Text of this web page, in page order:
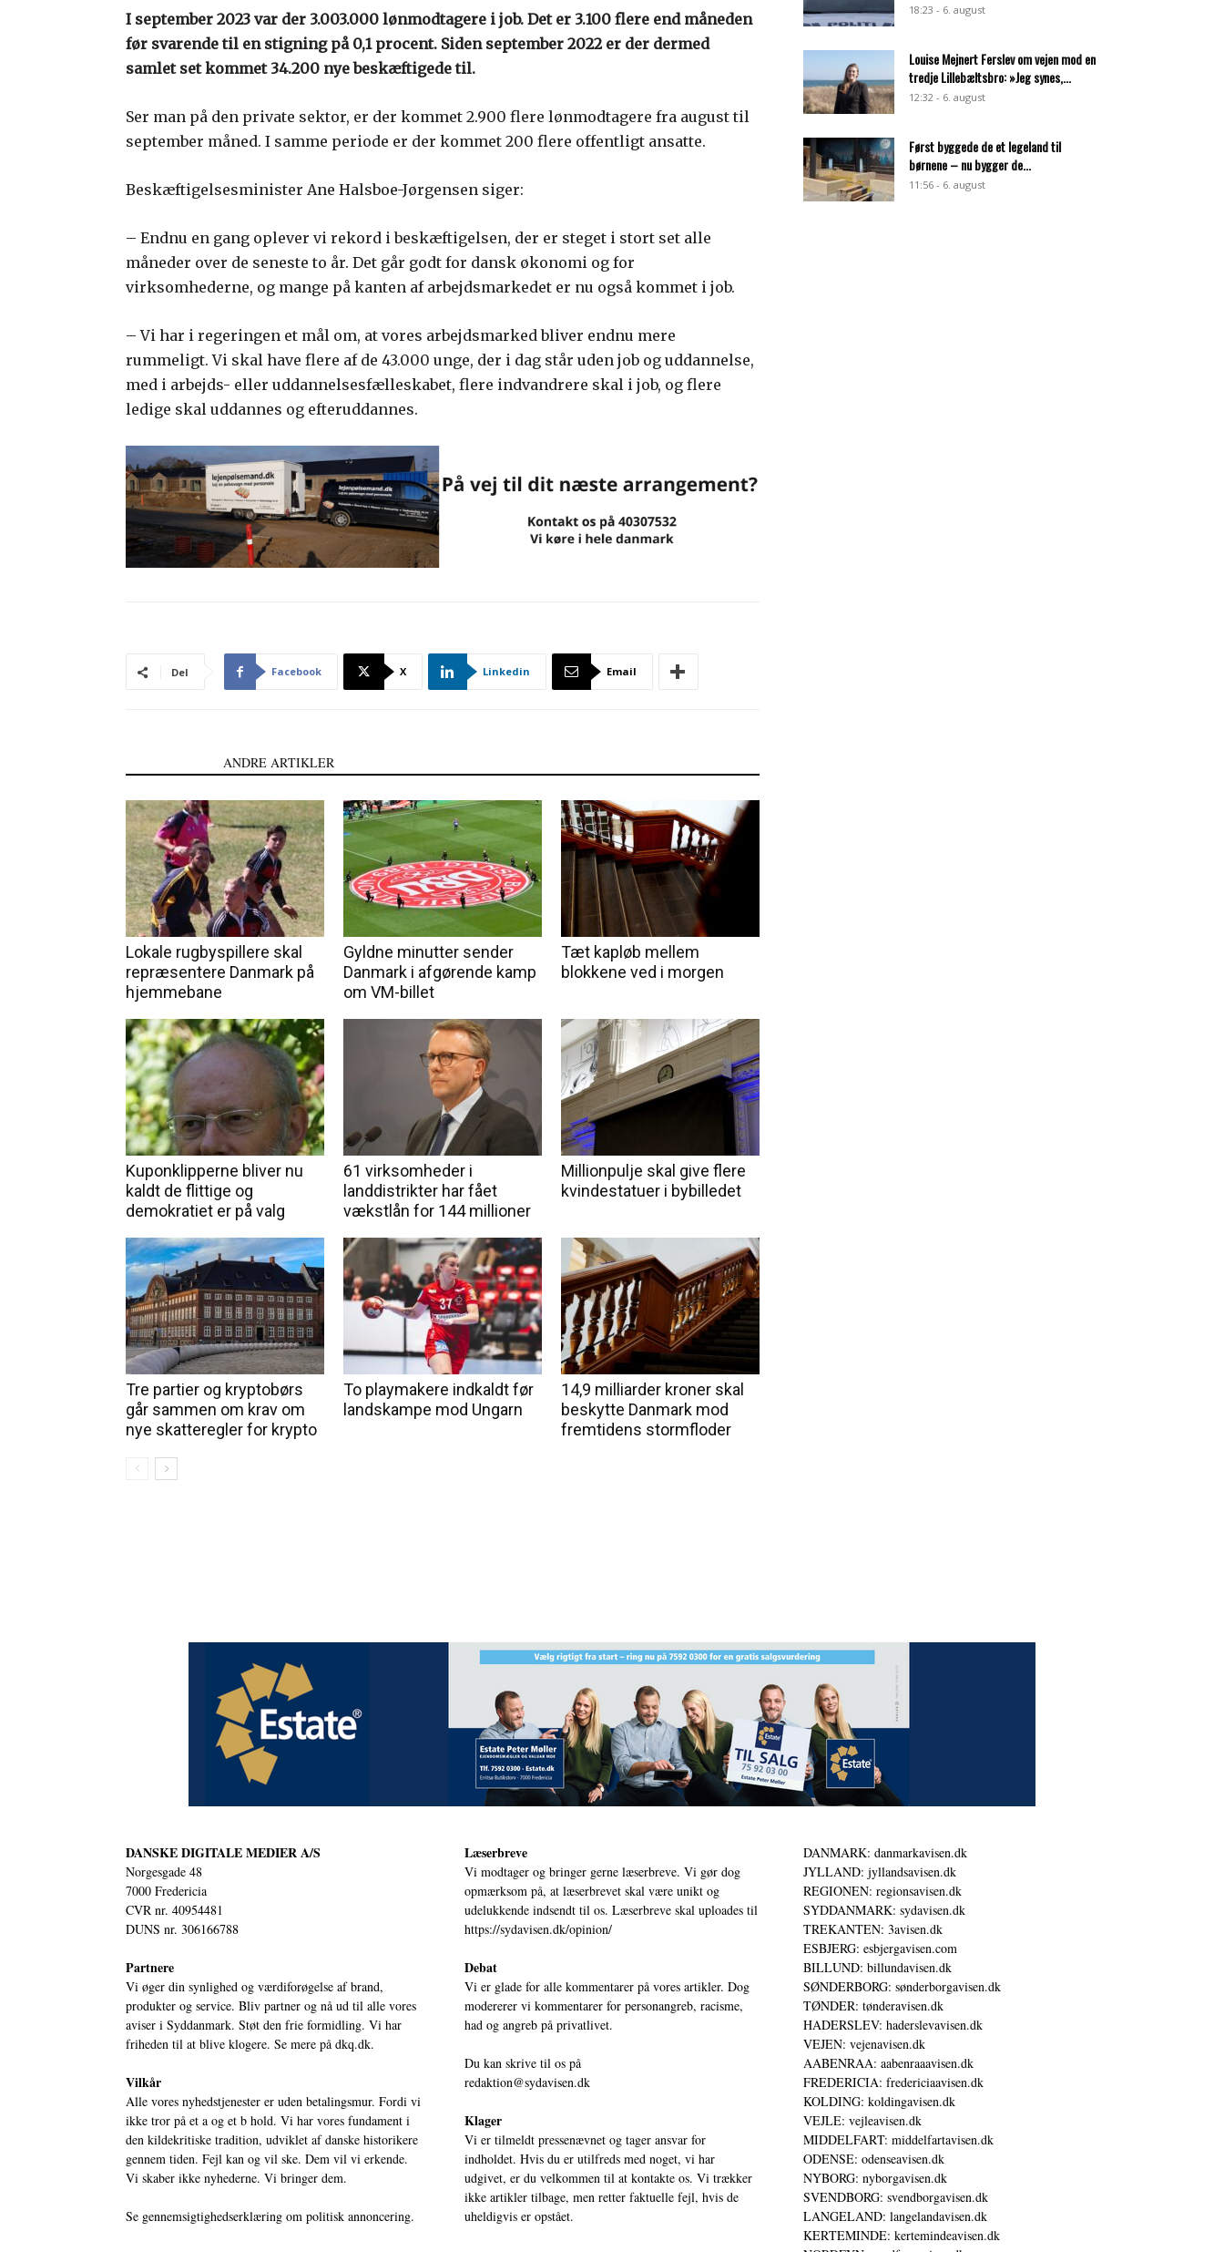
I september 2023 var der 3.003.000 lønmodtagere i job. Det er 3.100 flere end måneden
før svarende til en stigning på 0,1 procent. Siden september 2022 er der dermed
samlet set kommet 34.200 nye beskæftigede til.
Ser man på den private sektor, er der kommet 2.900 flere lønmodtagere fra august til
september måned. I samme periode er der kommet 200 flere offentligt ansatte.
Beskæftigelsesminister Ane Halsboe-Jørgensen siger:
– Endnu en gang oplever vi rekord i beskæftigelsen, der er steget i stort set alle
måneder over de seneste to år. Det går godt for dansk økonomi og for
virksomhederne, og mange på kanten af arbejdsmarkedet er nu også kommet i job.
– Vi har i regeringen et mål om, at vores arbejdsmarked bliver endnu mere
rummeligt. Vi skal have flere af de 43.000 unge, der i dag står uden job og uddannelse,
med i arbejds- eller uddannelsesfælleskabet, flere indvandrere skal i job, og flere
ledige skal uddannes og efteruddannes.
Del Facebook X Linkedin Email
ANDRE ARTIKLER
Lokale rugbyspillere skal
repræsentere Danmark på
hjemmebane
Gyldne minutter sender
Danmark i afgørende kamp
om VM-billet
Tæt kapløb mellem
blokkene ved i morgen
Kuponklipperne bliver nu
kaldt de flittige og
demokratiet er på valg
61 virksomheder i
landdistrikter har fået
vækstlån for 144 millioner
Millionpulje skal give flere
kvindestatuer i bybilledet
Tre partier og kryptobørs
går sammen om krav om
nye skatteregler for krypto
To playmakere indkaldt før
landskampe mod Ungarn
14,9 milliarder kroner skal
beskytte Danmark mod
fremtidens stormfloder
18:23 - 6. august
Louise Mejnert Ferslev om vejen mod en
tredje Lillebæltsbro: »Jeg synes,...
12:32 - 6. august
Først byggede de et legeland til
børnene – nu bygger de...
11:56 - 6. august
DANSKE DIGITALE MEDIER A/S
Norgesgade 48
7000 Fredericia
CVR nr. 40954481
DUNS nr. 306166788
Partnere
Vi øger din synlighed og værdiforøgelse af brand,
produkter og service. Bliv partner og nå ud til alle vores
aviser i Syddanmark. Støt den frie formidling. Vi har
friheden til at blive klogere. Se mere på dkq.dk.
Vilkår
Alle vores nyhedstjenester er uden betalingsmur. Fordi vi
ikke tror på et a og et b hold. Vi har vores fundament i
den kildekritiske tradition, udviklet af danske historikere
gennem tiden. Fejl kan og vil ske. Dem vil vi erkende.
Vi skaber ikke nyhederne. Vi bringer dem.
Se gennemsigtighedserklæring om politisk annoncering.
Læserbreve
Vi modtager og bringer gerne læserbreve. Vi gør dog
opmærksom på, at læserbrevet skal være unikt og
udelukkende indsendt til os. Læserbreve skal uploades til
https://sydavisen.dk/opinion/
Debat
Vi er glade for alle kommentarer på vores artikler. Dog
modererer vi kommentarer for personangreb, racisme,
had og angreb på privatlivet.
Du kan skrive til os på
redaktion@sydavisen.dk
Klager
Vi er tilmeldt pressenævnet og tager ansvar for
indholdet. Hvis du er utilfreds med noget, vi har
udgivet, er du velkommen til at kontakte os. Vi trækker
ikke artikler tilbage, men retter faktuelle fejl, hvis de
uheldigvis er opstået.
DANMARK: danmarkavisen.dk
JYLLAND: jyllandsavisen.dk
REGIONEN: regionsavisen.dk
SYDDANMARK: sydavisen.dk
TREKANTEN: 3avisen.dk
ESBJERG: esbjergavisen.com
BILLUND: billundavisen.dk
SØNDERBORG: sønderborgavisen.dk
TØNDER: tønderavisen.dk
HADERSLEV: haderslevavisen.dk
VEJEN: vejenavisen.dk
AABENRAA: aabenraaavisen.dk
FREDERICIA: fredericiaavisen.dk
KOLDING: koldingavisen.dk
VEJLE: vejleavisen.dk
MIDDELFART: middelfartavisen.dk
ODENSE: odenseavisen.dk
NYBORG: nyborgavisen.dk
SVENDBORG: svendborgavisen.dk
LANGELAND: langelandavisen.dk
KERTEMINDE: kertemindeavisen.dk